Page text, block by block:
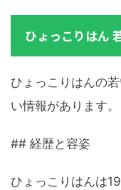
ひょっこりはん
ひょっこりはんの
い情報があります。
## 経歴と容姿
ひょっこりはんは